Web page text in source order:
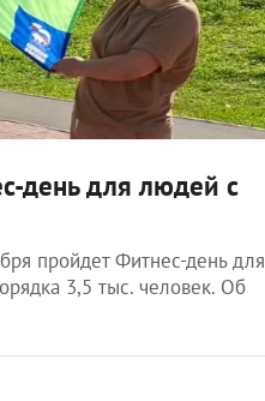
день для людей с
пройдет Фитнес-день для
3,5 тыс. человек. Об